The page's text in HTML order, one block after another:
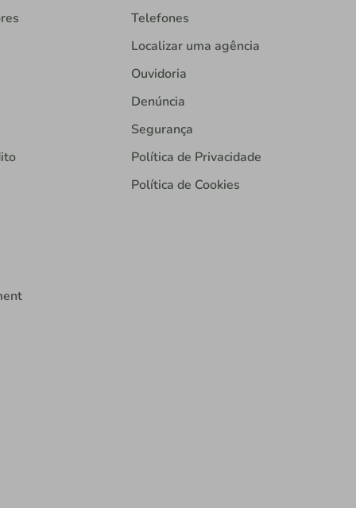
Telefones
Localizar uma agência
Ouvidoria
Denúncia
Segurança
Política de Privacidade
Política de Cookies